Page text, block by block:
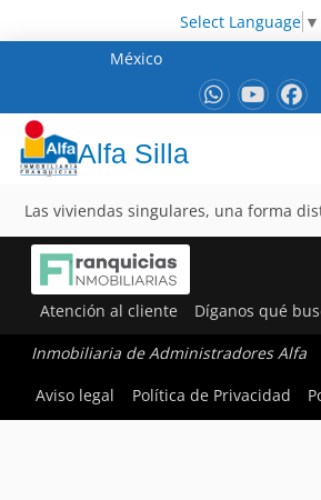
Select Language ▼
México
Alfa Silla
Las viviendas singulares, una forma
Atención al cliente Díganos qué
Inmobiliaria de Administradores Alfa
Aviso legal
Política de Privacidad